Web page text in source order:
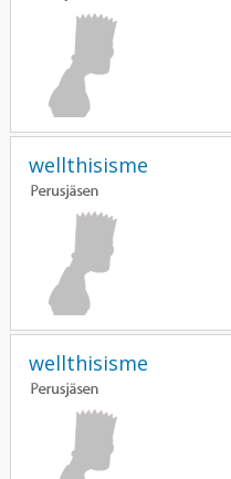
wellthisisme
wellthisisme